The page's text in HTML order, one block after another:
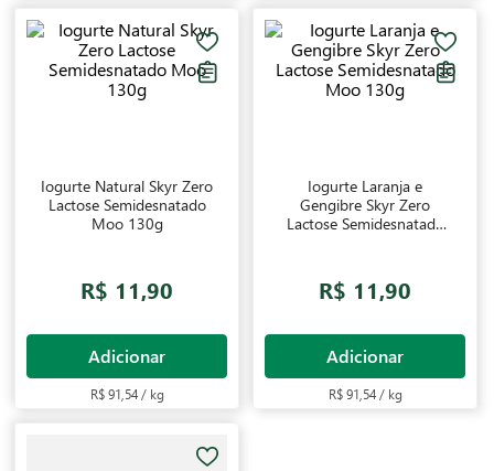
Iogurte Natural Skyr Zero
Lactose Semidesnatado
Moo 130g
R$ 11,90
Adicionar
R$ 91,54 / kg
Iogurte Laranja e
Gengibre Skyr Zero
Lactose Semidesnatado
R$ 11,90
Adicionar
R$ 91,54 / kg